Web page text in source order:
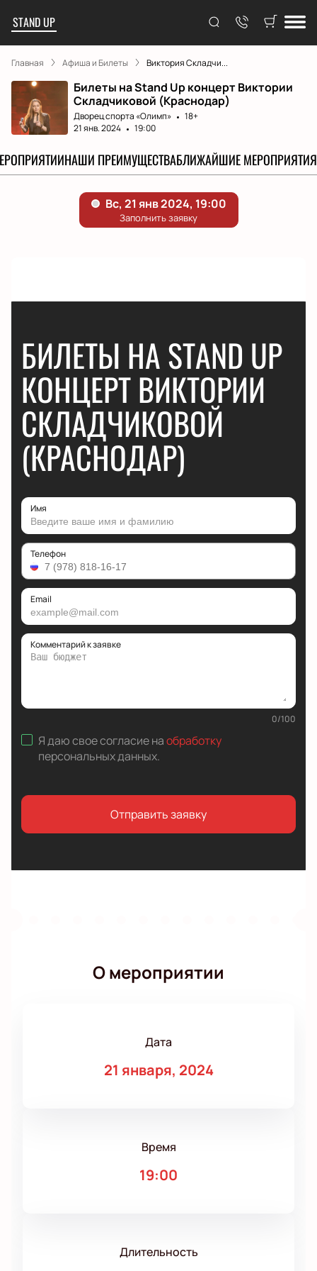
STAND UP
Главная Афиша и Билеты Виктория Складчи...
Билеты на Stand Up концерт Виктории
Складчиковой (Краснодар)
Дворец спорта «‎Олимп»
18+
21 янв. 2024
19:00
НАШИ ПРЕИМУЩЕСТВАБЛИЖАЙШИЕ МЕРОПРИЯТИЯ
БИЛЕТЫ НА STAND UP
КОНЦЕРТ ВИКТОРИИ
СКЛАДЧИКОВОЙ
(КРАСНОДАР)
Имя
Телефон
Email
Комментарий к заявке
0/100
Я даю свое согласие наобработку
персональных данных.
Отправить заявку
О мероприятии
Дата
21 января, 2024
Время
19:00
Длительность